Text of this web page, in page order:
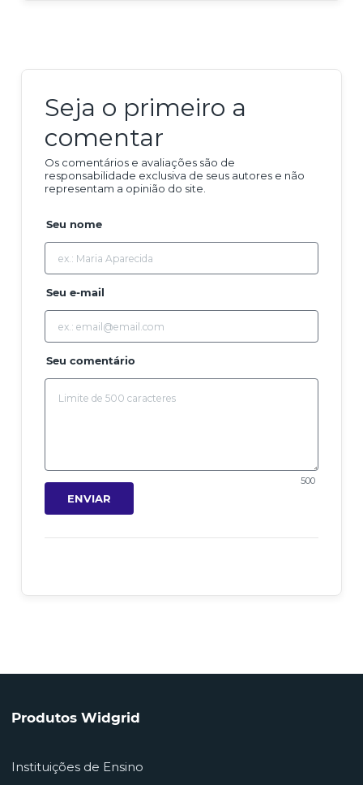
Seja o primeiro a
comentar
Os comentários e avaliações são de
responsabilidade exclusiva de seus autores e não
representam a opinião do site.
Seu nome
Seu e-mail
Seu comentário
500
ENVIAR
Produtos Widgrid
Instituições de Ensino